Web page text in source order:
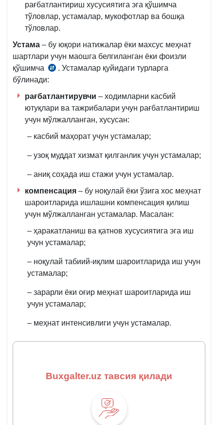
рағбатлантириш хусусиятига эга қўшимча
тўловлар, устамалар, мукофотлар ва бошқа
тўловлар.
Устама – бу юқори натижалар ёки махсус меҳнат
шартлари учун маошга белгиланган ёки фоизли
қўшимча
МК
252-
м.
4-
қ.
. Устамалар қуйидаги турларга
бўлинади:
рағбатлантирувчи – ходимларни касбий
ютуқлари ва тажрибалари учун рағбатлантириш
учун мўлжалланган, хусусан:
– касбий маҳорат учун устамалар;
– узоқ муддат хизмат қилганлик учун устамалар;
– аниқ соҳада иш стажи учун устамалар.
компенсация – бу ноқулай ёки ўзига хос меҳнат
шароитларида ишлашни компенсация қилиш
учун мўлжалланган устамалар. Масалан:
– ҳаракатланиш ва қатнов хусусиятига эга иш
учун устамалар;
– ноқулай табиий-иқлим шароитларида иш учун
устамалар;
– зарарли ёки оғир меҳнат шароитларида иш
учун устамалар;
– меҳнат интенсивлиги учун устамалар.
Buxgalter.uz тавсия қилади